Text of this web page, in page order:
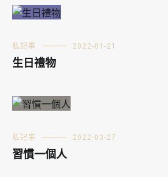
私記事 2022-01-21
生日禮物
私記事 2022-03-27
習慣一個人